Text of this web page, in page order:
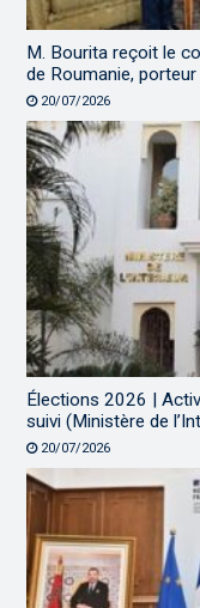
M. Bourita reçoit le
de Roumanie,
20/07/2026
Élections 2026 |
suivi (Ministère de
20/07/2026